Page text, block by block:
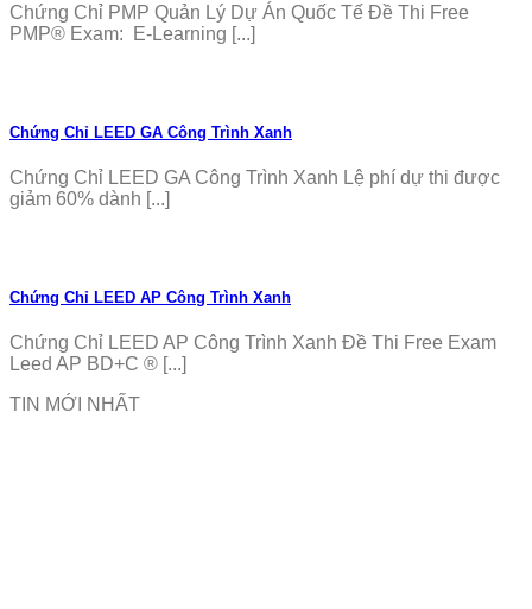
Chứng Chỉ PMP Quản Lý Dự Án Quốc Tế Đề Thi Free
PMP® Exam: E-Learning [...]
Chứng Chỉ LEED GA Công Trình Xanh
Chứng Chỉ LEED GA Công Trình Xanh Lệ phí dự thi được
giảm 60% dành [...]
Chứng Chỉ LEED AP Công Trình Xanh
Chứng Chỉ LEED AP Công Trình Xanh Đề Thi Free Exam
Leed AP BD+C ® [...]
TIN MỚI NHẤT